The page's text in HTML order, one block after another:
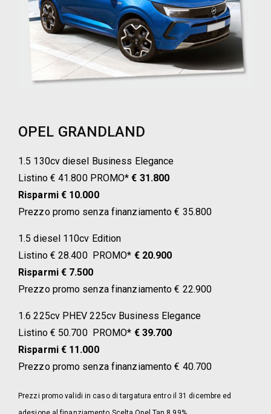
OPEL GRANDLAND
1.5 130cv diesel Business Elegance
Listino € 41.800 PROMO*€ 31.800
Risparmi € 10.000
Prezzo promo senza finanziamento € 35.800
1.5 diesel 110cv Edition
Listino € 28.400 PROMO* € 20.900
Risparmi € 7.500
Prezzo promo senza finanziamento € 22.900
1.6 225cv PHEV 225cv Business Elegance
Listino € 50.700 PROMO* € 39.700
Risparmi € 11.000
Prezzo promo senza finanziamento € 40.700
Prezzi promo validi in caso di targatura entro il 31 dicembre ed